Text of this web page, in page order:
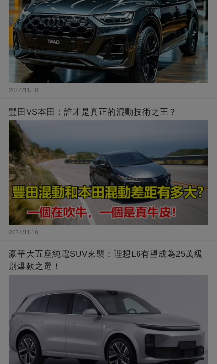
2024/11/18
豐田VS本田：誰才是真正的混動技術之王？
2024/11/18
豪華大五座純電SUV來襲：理想L6有望成為25萬級
別爆款之選！